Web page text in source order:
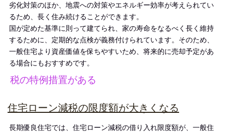
劣化対策のほか、地震への対策やエネルギー効率が考えられてい
るため、長く住み続けることができます。
国が定めた基準に則って建てられ、家の寿命をなるべく長く維持
するために、定期的な点検が義務付けられています。そのため、
一般住宅より資産価値を保ちやすいため、将来的に売却予定があ
る場合にもおすすめです。
税の特例措置がある
住宅ローン減税の限度額が大きくなる
長期優良住宅では、住宅ローン減税の借り入れ限度額が、一般住